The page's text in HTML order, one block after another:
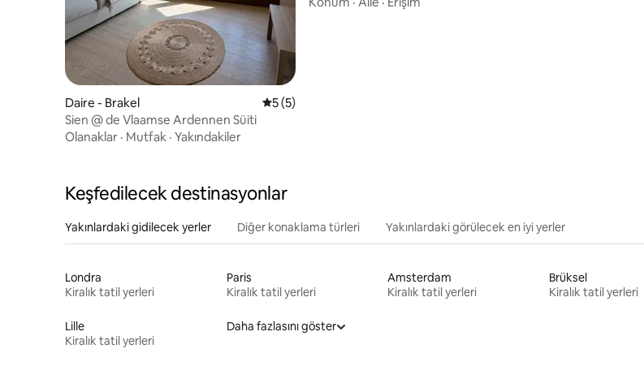
Daire - Brakel 5 üzerinden ortalama 5 puan, 5 değerlendirme
5 (5)
Sien @ de Vlaamse Ardennen Süiti
Olanaklar · Mutfak · Yakındakiler
Keşfedilecek destinasyonlar
Yakınlardaki gidilecek yerler Diğer konaklama türleri Yakınlardaki görülecek en iyi yerler
Londra
Kiralık tatil yerleri
Paris
Kiralık tatil yerleri
Amsterdam
Kiralık tatil yerleri
Brüksel
Kiralık tatil yerleri
Lille
Kiralık tatil yerleri
Daha fazlasını göster